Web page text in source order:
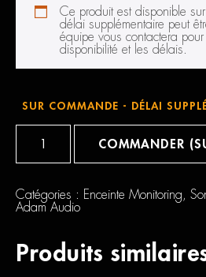
Ce produit est disponible
délai supplémentaire peut
équipe vous contactera pour
disponibilité et les délais.
SUR COMMANDE - DÉLAI
quantité
Audio
COMMANDER
Catégories : Enceinte Monitoring
Adam Audio
Produits